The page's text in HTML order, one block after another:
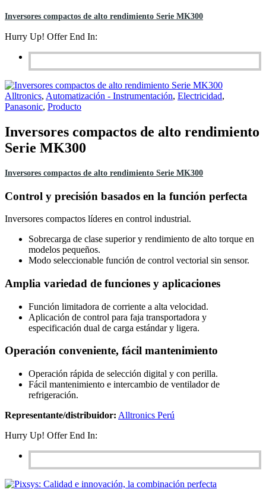
Inversores compactos de alto rendimiento Serie MK300
Hurry Up! Offer End In:
Alltronics, Automatización - Instrumentación, Electricidad,
Panasonic, Producto
Inversores compactos de alto rendimiento
Serie MK300
Inversores compactos de alto rendimiento Serie MK300
Control y precisión basados en la función perfecta
Inversores compactos líderes en control industrial.
Sobrecarga de clase superior y rendimiento de alto torque en
modelos pequeños.
Modo seleccionable función de control vectorial sin sensor.
Amplia variedad de funciones y aplicaciones
Función limitadora de corriente a alta velocidad.
Aplicación de control para faja transportadora y
especificación dual de carga estándar y ligera.
Operación conveniente, fácil mantenimiento
Operación rápida de selección digital y con perilla.
Fácil mantenimiento e intercambio de ventilador de
refrigeración.
Representante/distribuidor: Alltronics Perú
Hurry Up! Offer End In: